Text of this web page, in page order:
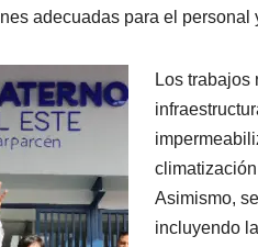
adecuadas para el personal
Los trabajos
Asimismo,
incluyendo